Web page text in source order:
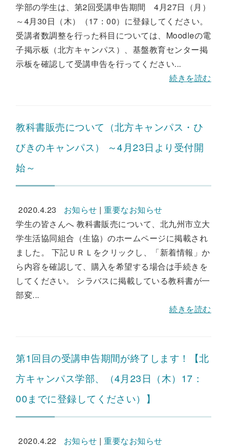
学部の学生は、第2回受講申告期間 4月27日（月）
～4月30日（木）（17：00）に登録してください。
受講者数調整を行った科目については、Moodleの電
子掲示板（北方キャンパス）、基盤教育センター掲
示板を確認して受講申告を行ってください...
続きを読む
教科書販売について（北方キャンパス・ひ
びきのキャンパス） ～4月23日より受付開
始～
2020.4.23 お知らせ |重要なお知らせ
学生の皆さんへ 教科書販売について、北九州市立大
学生活協同組合（生協）のホームページに掲載され
ました。 下記ＵＲＬをクリックし、「新着情報」か
ら内容を確認して、購入を希望する場合は手続きを
してください。 シラバスに掲載している教科書が一
部変...
続きを読む
第1回目の受講申告期間が終了します！【北
方キャンパス学部、（4月23日（木）17：
00までに登録してください）】
2020.4.22 お知らせ |重要なお知らせ